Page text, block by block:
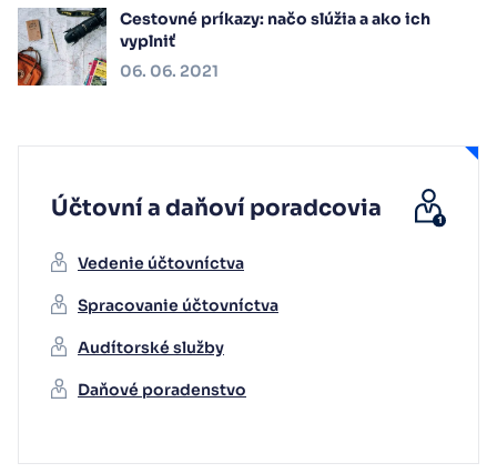
Cestovné príkazy: načo slúžia a ako ich
vyplniť
06. 06. 2021
Účtovní a daňoví poradcovia
Vedenie účtovníctva
Spracovanie účtovníctva
Audítorské služby
Daňové poradenstvo